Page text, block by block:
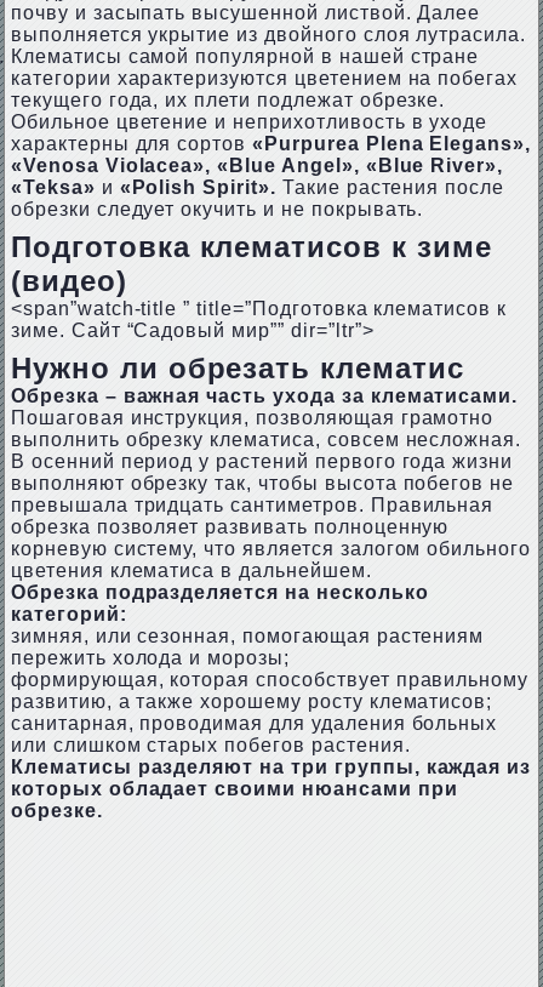
почву и засыпать высушенной листвой. Далее
выполняется укрытие из двойного слоя лутрасила.
Клематисы самой популярной в нашей стране
категории характеризуются цветением на побегах
текущего года, их плети подлежат обрезке.
Обильное цветение и неприхотливость в уходе
характерны для сортов«Purpurea Plena Elegans»,
«Venosa Violacea», «Blue Angel», «Blue River»,
«Teksa» и «Polish Spirit». Такие растения после
обрезки следует окучить и не покрывать.
Подготовка клематисов к зиме
(видео)
<span”watch-title ” title=”Подготовка клематисов к
зиме. Сайт “Садовый мир”” dir=”ltr”>
Нужно ли обрезать клематис
Обрезка – важная часть ухода за клематисами.
Пошаговая инструкция, позволяющая грамотно
выполнить обрезку клематиса, совсем несложная.
В осенний период у растений первого года жизни
выполняют обрезку так, чтобы высота побегов не
превышала тридцать сантиметров. Правильная
обрезка позволяет развивать полноценную
корневую систему, что является залогом обильного
цветения клематиса в дальнейшем.
Обрезка подразделяется на несколько
категорий:
зимняя, или сезонная, помогающая растениям
пережить холода и морозы;
формирующая, которая способствует правильному
развитию, а также хорошему росту клематисов;
санитарная, проводимая для удаления больных
или слишком старых побегов растения.
Клематисы разделяют на три группы, каждая из
которых обладает своими нюансами при
обрезке.